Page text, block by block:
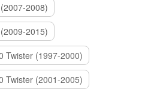
2008)
2015)
Twister (1997-2000)
Twister (2001-2005)